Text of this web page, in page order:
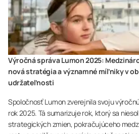
Výročná správa Lumon 2025:
nová stratégia a významné míľniky v
udržateľnosti
Spoločnosť Lumon zverejnila svoju
rok 2025. Tá sumarizuje rok, ktorý sa
strategických zmien, pokračujúceho